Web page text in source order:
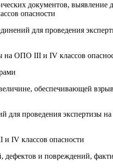
документов, выявление
опасности
для проведения
на ОПО III и IV классов
обеспечивающей
для проведения экспертизы
и IV классов опасности
дефектов и повреждений,